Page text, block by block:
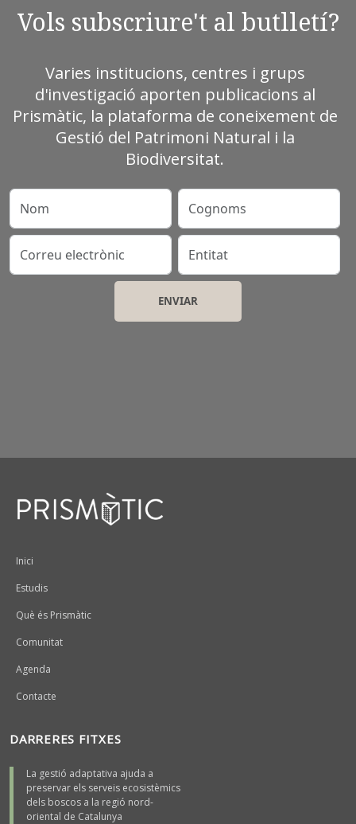
Vols subscriure't al butlletí?
Varies institucions, centres i grups
d'investigació aporten publicacions al
Prismàtic, la plataforma de coneixement de
Gestió del Patrimoni Natural i la
Biodiversitat.
Nom Cognoms
Correu electrònic Entitat
Peu
Inici
Estudis
Què és Prismàtic
Comunitat
Agenda
Contacte
DARRERES FITXES
La gestió adaptativa ajuda a
preservar els serveis ecosistèmics
dels boscos a la regió nord-
oriental de Catalunya